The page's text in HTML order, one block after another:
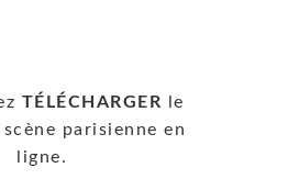
TÉLÉCHARGER le
parisienne en
ligne.